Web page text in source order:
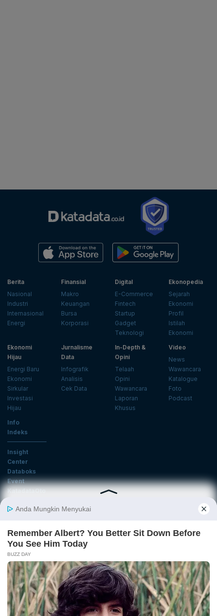
Berita
Nasional
Industri
Internasional
Energi
Finansial
Makro
Keuangan
Bursa
Korporasi
Digital
E-Commerce
Fintech
Startup
Gadget
Teknologi
Ekonopedia
Sejarah
Ekonomi
Profil
Istilah
Ekonomi
Ekonomi
Hijau
Energi Baru
Ekonomi
Sirkular
Investasi
Hijau
Jurnalisme
Data
Infografik
Analisis
Cek Data
In-Depth &
Opini
Telaah
Opini
Wawancara
Laporan
Khusus
Video
News
Wawancara
Katalogue
Foto
Podcast
Info
Indeks
Insight
Center
Databoks
Event
KatadataOto
Email
Daftar
Tentang Katadata Advertising Karier
Pedoman Media Siber
Kebijakan Privasi
Disclaimer Hubungi Kami